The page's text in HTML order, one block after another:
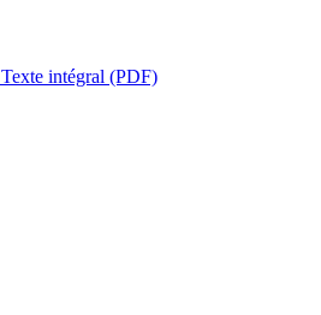
Texte intégral (PDF)